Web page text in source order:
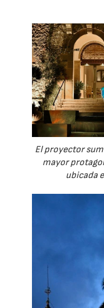
El proyector
mayor
ubicada